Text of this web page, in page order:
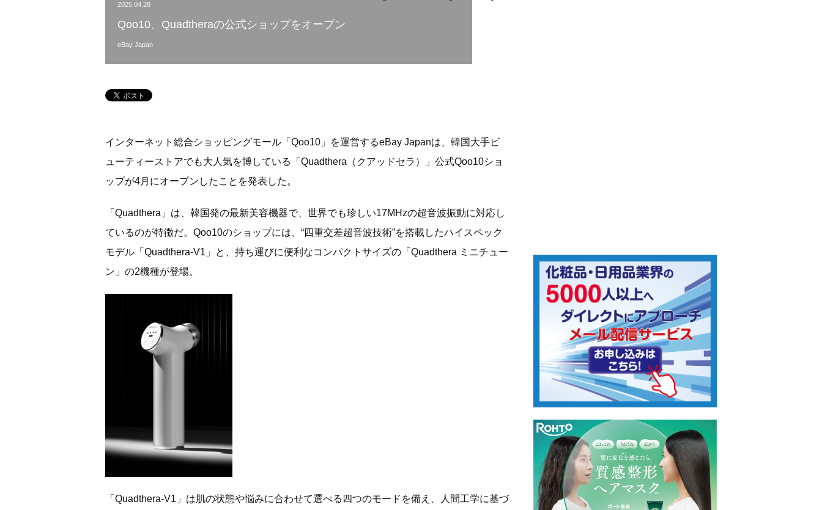
2025.04.28
Qoo10、Quadtheraの公式ショップをオープン
eBay Japan
インターネット総合ショッピングモール「Qoo10」を運営するeBay Japanは、韓国大手ビ
ューティーストアでも大人気を博している「Quadthera（クアッドセラ）」公式Qoo10ショ
ップが4月にオープンしたことを発表した。
「Quadthera」は、韓国発の最新美容機器で、世界でも珍しい17MHzの超音波振動に対応し
ているのが特徴だ。Qoo10のショップには、“四重交差超音波技術”を搭載したハイスペック
モデル「Quadthera-V1」と、持ち運びに便利なコンパクトサイズの「Quadthera ミニチュー
ン」の2機種が登場。
「Quadthera-V1」は肌の状態や悩みに合わせて選べる四つのモードを備え、人間工学に基づ